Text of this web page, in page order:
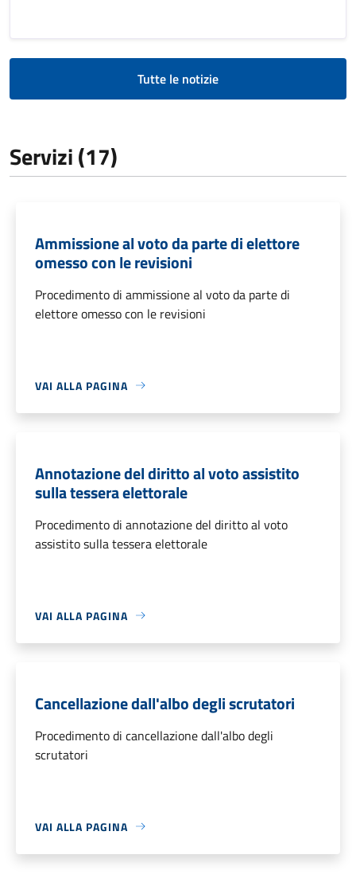
Tutte le notizie
Servizi (17)
Ammissione al voto da parte di elettore
omesso con le revisioni
Procedimento di ammissione al voto da parte di
elettore omesso con le revisioni
VAI ALLA PAGINA
Annotazione del diritto al voto assistito
sulla tessera elettorale
Procedimento di annotazione del diritto al voto
assistito sulla tessera elettorale
VAI ALLA PAGINA
Cancellazione dall'albo degli scrutatori
Procedimento di cancellazione dall'albo degli
scrutatori
VAI ALLA PAGINA